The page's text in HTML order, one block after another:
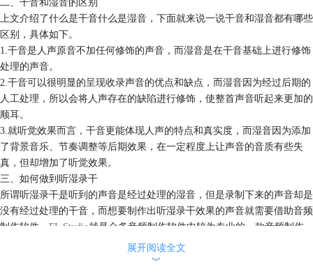
二、干音和湿音的区别
上文介绍了什么是干音什么是湿音，下面就来说一说干音和湿音都有哪些
区别，具体如下。
1.干音是人声原音不加任何修饰的声音，而湿音是在干音基础上进行修饰
处理的声音。
2.干音可以很明显的呈现收录声音的优点和缺点，而湿音因为经过后期的
人工处理，所以会将人声存在的缺陷进行修饰，使整首声音听起来更加的
顺耳。
3.就听觉效果而言，干音更能体现人声的特点和真实度，而湿音因为添加
了背景音乐、节奏调整等后期效果，在一定程度上让声音的音质有些失
真，但却增加了听觉效果。
三、如何做到听湿录干
所谓听湿录干是听到的声音是经过处理的湿音，但是录制下来的声音却是
没有经过处理的干音，而想要制作出听湿录干效果的声音就需要借助音频
制作软件， FL Studio就是众多音频制作软件中较为专业的一款音频制作
不仅能制作出不同音律的音乐和节奏，还可以针对不同的声音
展开阅读全文
︾